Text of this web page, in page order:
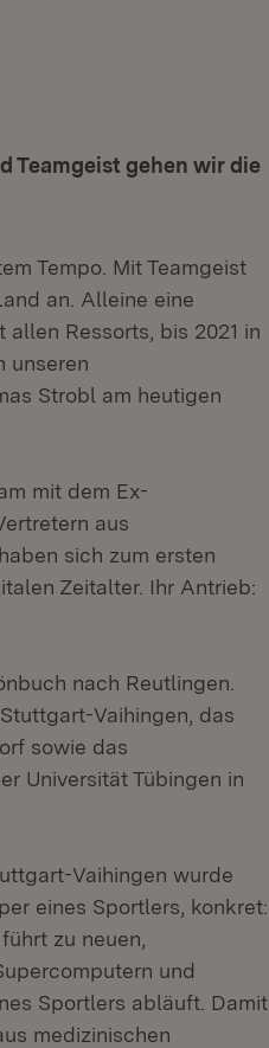
Teamgeist gehen wir die
Tempo. Mit Teamgeist
an. Alleine eine
Ressorts, bis 2021 in
unseren
Strobl am heutigen
mit dem Ex-
aus
sich zum ersten
Zeitalter. Ihr Antrieb:
nach Reutlingen.
Vaihingen, das
sowie das
Universität Tübingen in
Vaihingen wurde
eines Sportlers, konkret:
zu neuen,
und
Sportlers abläuft. Damit
medizinischen